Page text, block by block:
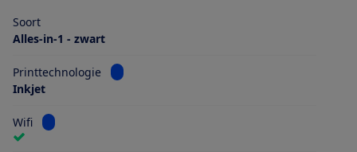
Soort
Alles-in-1 - zwart
Printtechnologie
Bekijk informatie voor Printtechnologie
Inkjet
Wifi Bekijk informatie voor Wifi